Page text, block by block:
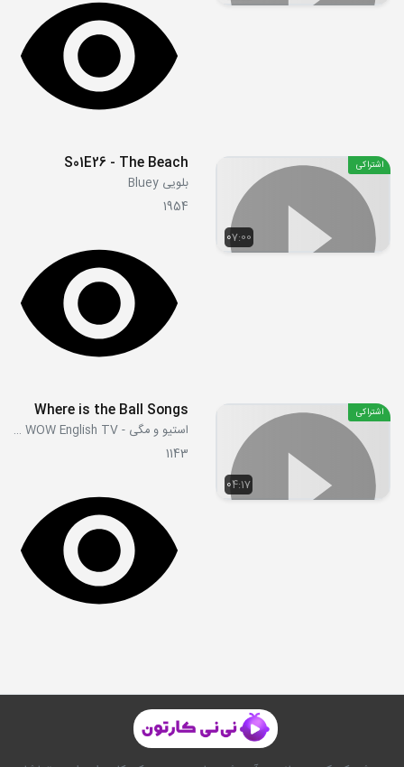
07:00
اشتراکی S01E26 - The Beach
بلویی Bluey
1954
04:17
اشتراکی Where is the Ball Songs
استیو و مگی - Steve and Maggie WOW English TV
1143